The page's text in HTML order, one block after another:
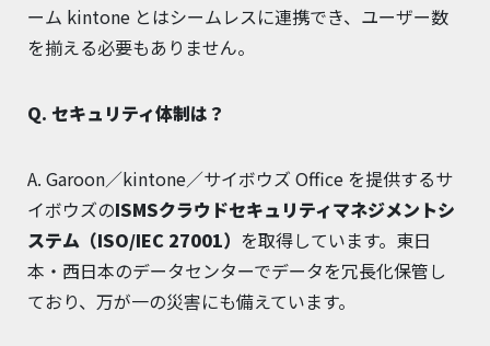
ーム kintone とはシームレスに連携でき、ユーザー数
を揃える必要もありません。
Q. セキュリティ体制は？
A. Garoon／kintone／サイボウズ Office を提供するサ
イボウズのISMSクラウドセキュリティマネジメントシ
ステム（ISO/IEC 27001） を取得しています。東日
本・西日本のデータセンターでデータを冗長化保管し
ており、万が一の災害にも備えています。